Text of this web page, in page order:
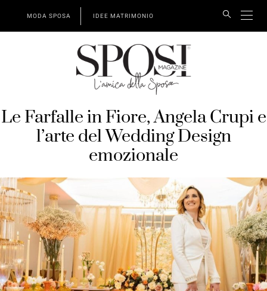
MODA SPOSA IDEE MATRIMONIO
Le Farfalle in Fiore, Angela Crupi e
l’arte del Wedding Design
emozionale